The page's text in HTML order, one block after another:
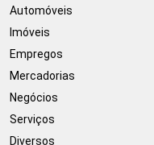
Automóveis
Imóveis
Empregos
Mercadorias
Negócios
Serviços
Diversos